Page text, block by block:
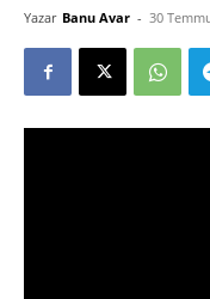
Yazar Banu Avar - 30